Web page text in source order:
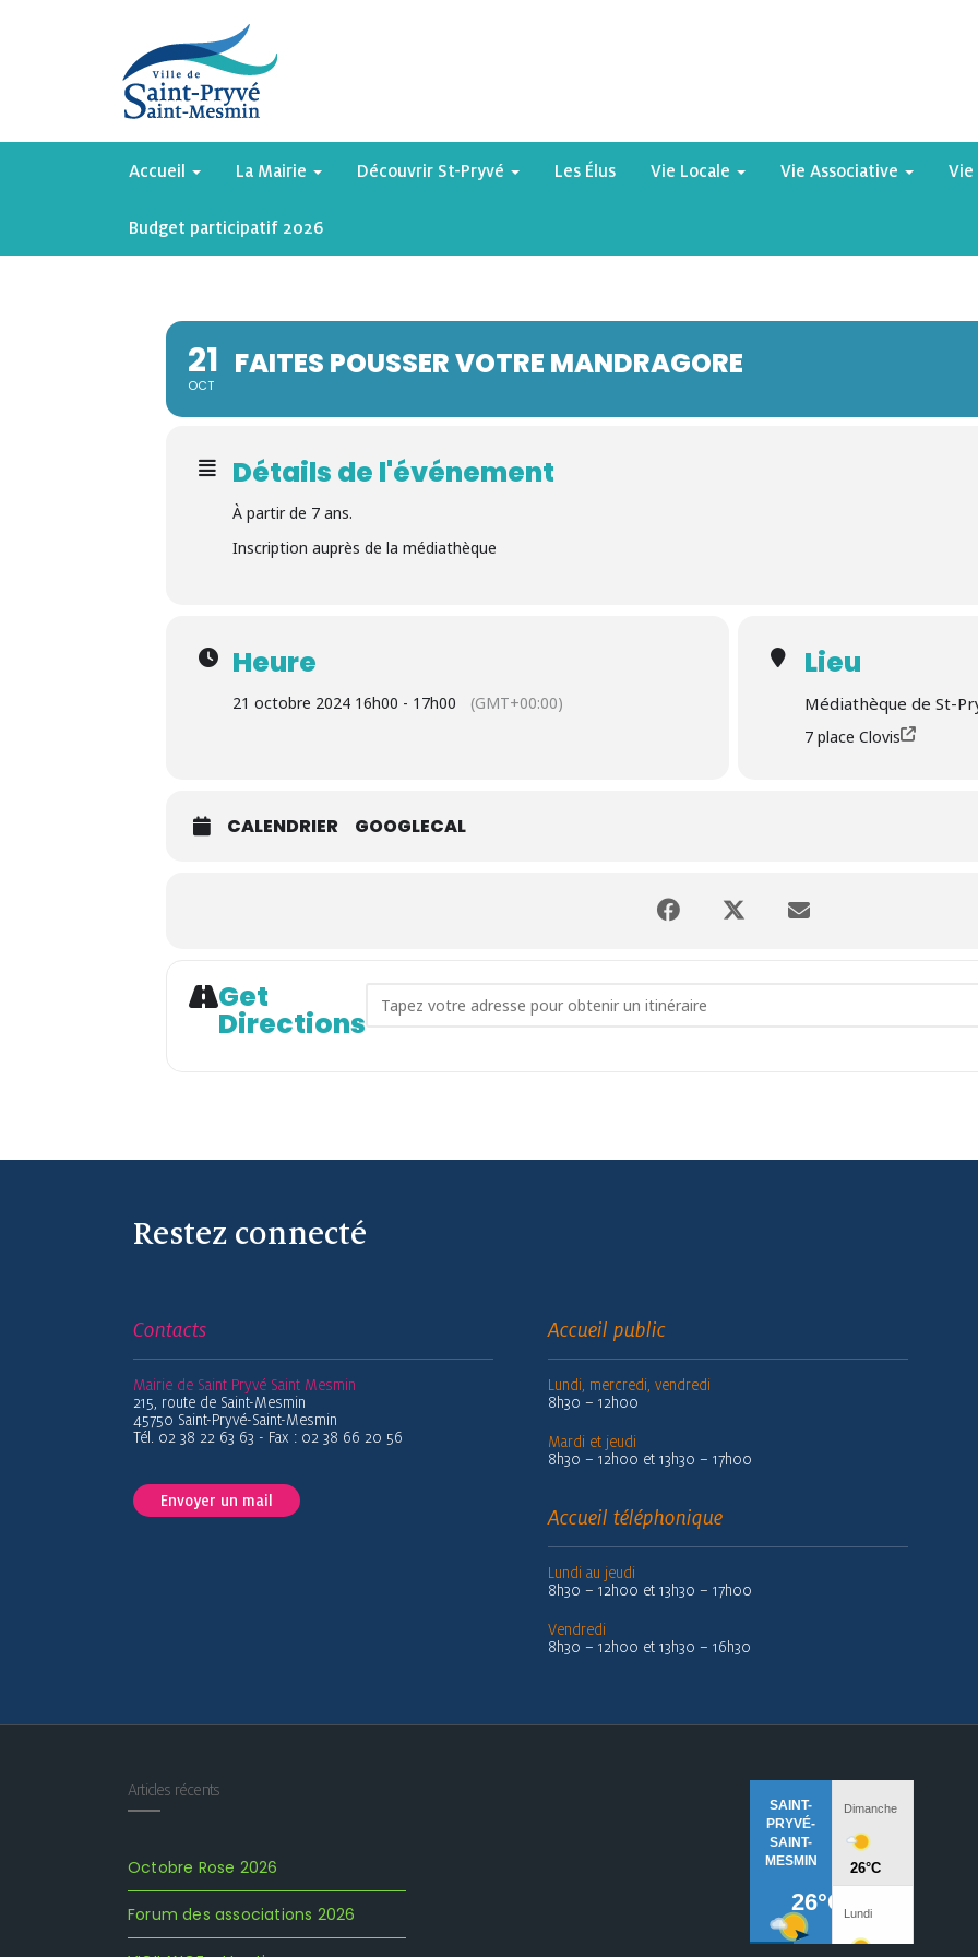
Accueil La Mairie Découvrir St-Pryvé Les Élus Vie Locale Vie Associative
Budget participatif 2026
21
OCT
FAITES POUSSER VOTRE MANDRAGORE
Détails de l'événement
À partir de 7 ans.
Inscription auprès de la médiathèque
Heure
21 octobre 2024 16h00 - 17h00 (GMT+00:00)
Lieu
Médiathèque de St-
7 place Clovis
CALENDRIER GOOGLECAL
Get
Directions
Address - Faites pousser votre mandragore []
Restez connecté
Contacts
Mairie de Saint Pryvé Saint Mesmin
215, route de Saint-Mesmin
45750 Saint-Pryvé-Saint-Mesmin
Tél. 02 38 22 63 63 - Fax : 02 38 66 20 56
Envoyer un mail
Accueil public
Lundi, mercredi, vendredi
8h30 – 12h00
Mardi et jeudi
8h30 – 12h00 et 13h30 – 17h00
Accueil téléphonique
Lundi au jeudi
8h30 – 12h00 et 13h30 – 17h00
Vendredi
8h30 – 12h00 et 13h30 – 16h30
Articles récents
Octobre Rose 2026
Forum des associations 2026